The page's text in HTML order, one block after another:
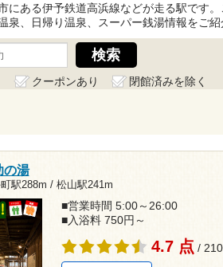
にある伊予鉄道高浜線などが走る駅です
泉、日帰り温泉、スーパー銭湯情報をご紹
クーポンあり
閉館済みを除く
の湯
駅288m / 松山駅241m
■営業時間 5:00～26:00
■入浴料 750円～
4.7 点 /